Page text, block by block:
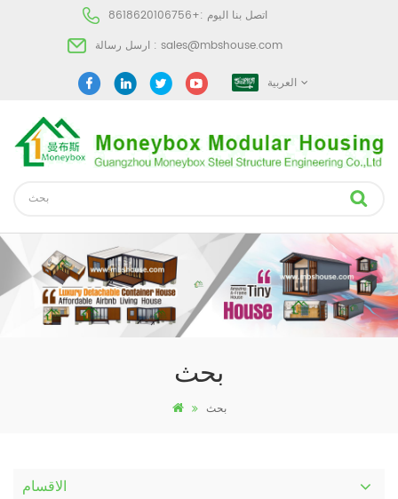
اتصل بنا اليوم :+8618620106756
ارسل رسالة : sales@mbshouse.com
العربية
بحث
بحث
الاقسام